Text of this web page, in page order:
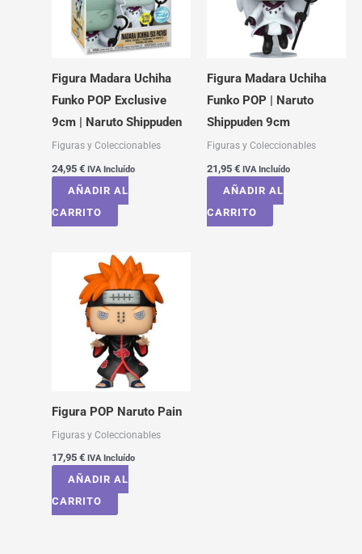
Figura Madara Uchiha
Funko POP Exclusive
9cm | Naruto Shippuden
Figuras y Coleccionables
24,95 € IVA Incluído
AÑADIR AL
CARRITO
Figura Madara Uchiha
Funko POP | Naruto
Shippuden 9cm
Figuras y Coleccionables
21,95 € IVA Incluído
AÑADIR AL
CARRITO
Figura POP Naruto Pain
Figuras y Coleccionables
17,95 € IVA Incluído
AÑADIR AL
CARRITO